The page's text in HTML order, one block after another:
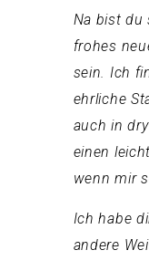
Na bist du
frohes
sein. Ich
ehrliche
auch in
einen
wenn mir
Ich habe
andere